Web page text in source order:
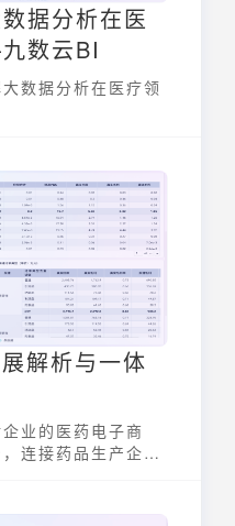
据分析在医
数云BI
数据分析在医疗领
解析与一体
业的医药电子商
连接药品生产企业
商品流、信息流和